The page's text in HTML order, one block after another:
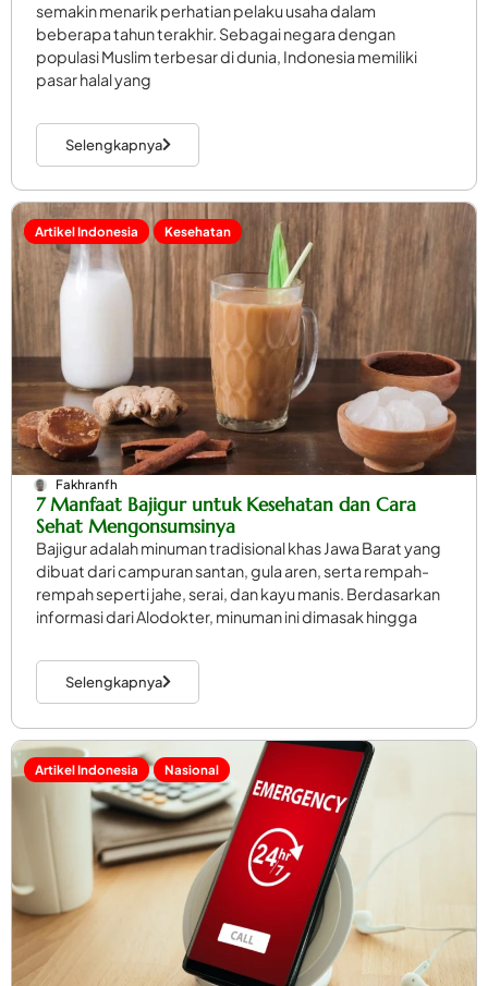
semakin menarik perhatian pelaku usaha dalam
beberapa tahun terakhir. Sebagai negara dengan
populasi Muslim terbesar di dunia, Indonesia memiliki
pasar halal yang
Selengkapnya
Artikel Indonesia Kesehatan
Fakhranfh
7 Manfaat Bajigur untuk Kesehatan dan Cara
Sehat Mengonsumsinya
Bajigur adalah minuman tradisional khas Jawa Barat yang
dibuat dari campuran santan, gula aren, serta rempah-
rempah seperti jahe, serai, dan kayu manis. Berdasarkan
informasi dari Alodokter, minuman ini dimasak hingga
Selengkapnya
Artikel Indonesia Nasional